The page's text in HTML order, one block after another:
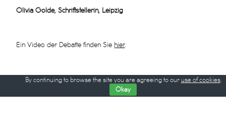
Olivia Golde, Schriftstellerin, Leipzig
Ein Video der Debatte finden Sie hier.
By continuing to browse the site you are agreeing to our use of cookies.
Okay